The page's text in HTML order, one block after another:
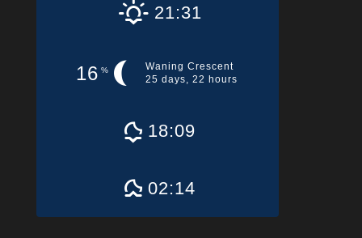
21:31
16 %
Waning Crescent
25 days, 22 hours
18:09
02:14